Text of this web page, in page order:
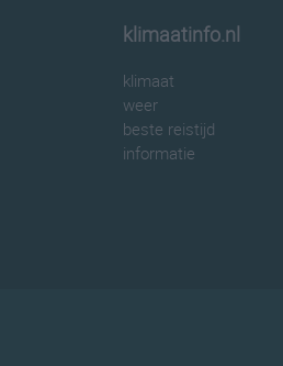
klimaatinfo.nl
klimaat
weer
beste reistijd
informatie